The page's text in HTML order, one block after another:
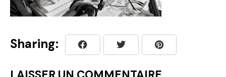
Sharing: